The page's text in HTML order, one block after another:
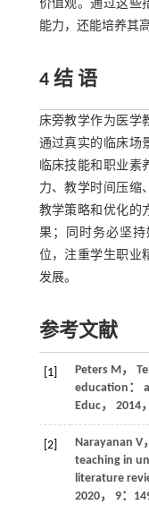
价值观。通过这些
能力，还能培养其
4 结 语
床旁教学作为医学
通过真实的临床场
临床技能和职业
力、教学时间压缩
教学策略和优化的
果；同时务必坚
位，注重学生职业
发展。
参考文献
[1] Peters M ，
education：
Educ， 2014，
[2] Narayanan V
teaching in
literature
2020， 9：